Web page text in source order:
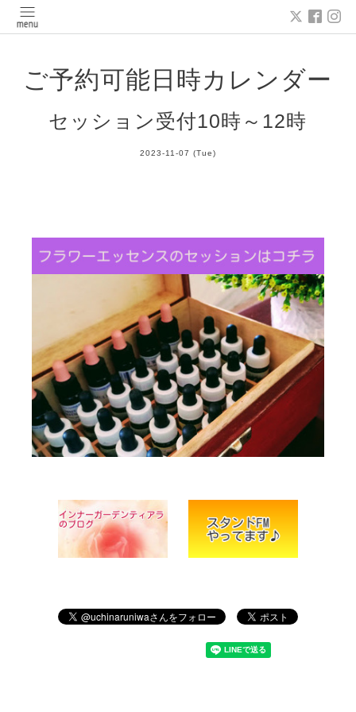
ご予約可能日時カレンダー
セッション受付10時～12時
2023-11-07 (Tue)